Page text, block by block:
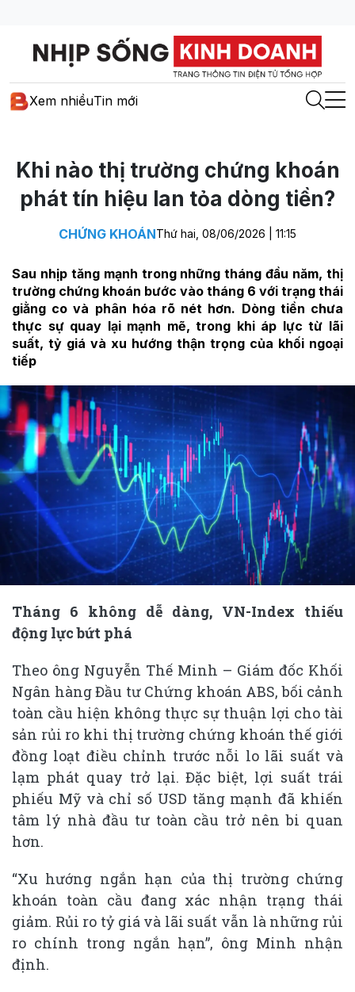
Xem nhiềuTin mới
Khi nào thị trường chứng khoán
phát tín hiệu lan tỏa dòng tiền?
CHỨNG KHOÁNThứ hai, 08/06/2026 | 11:15
Sau nhịp tăng mạnh trong những tháng đầu năm, thị
trường chứng khoán bước vào tháng 6 với trạng thái
giằng co và phân hóa rõ nét hơn. Dòng tiền chưa
thực sự quay lại mạnh mẽ, trong khi áp lực từ lãi
suất, tỷ giá và xu hướng thận trọng của khối ngoại
tiếp
Tháng 6 không dễ dàng, VN-Index thiếu
động lực bứt phá
Theo ông Nguyễn Thế Minh – Giám đốc Khối
Ngân hàng Đầu tư Chứng khoán ABS, bối cảnh
toàn cầu hiện không thực sự thuận lợi cho tài
sản rủi ro khi thị trường chứng khoán thế giới
đồng loạt điều chỉnh trước nỗi lo lãi suất và
lạm phát quay trở lại. Đặc biệt, lợi suất trái
phiếu Mỹ và chỉ số USD tăng mạnh đã khiến
tâm lý nhà đầu tư toàn cầu trở nên bi quan
hơn.
“Xu hướng ngắn hạn của thị trường chứng
khoán toàn cầu đang xác nhận trạng thái
giảm. Rủi ro tỷ giá và lãi suất vẫn là những rủi
ro chính trong ngắn hạn”, ông Minh nhận
định.